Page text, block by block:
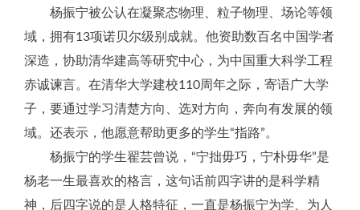
杨振宁被公认在凝聚态物理、粒子物理、场论等领
域，拥有13项诺贝尔级别成就。他资助数百名中国学者
深造，协助清华建高等研究中心，为中国重大科学工程
赤诚谏言。在清华大学建校110周年之际，寄语广大学
子，要通过学习清楚方向、选对方向，奔向有发展的领
域。还表示，他愿意帮助更多的学生“指路”。
杨振宁的学生翟芸曾说，“宁拙毋巧，宁朴毋华”是
杨老一生最喜欢的格言，这句话前四字讲的是科学精
神，后四字说的是人格特征，一直是杨振宁为学、为人